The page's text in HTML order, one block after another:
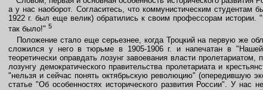
а у нас наоборот. Согласитесь, что коммунистическим студентам
1922 г. был еще велик) обратились к своим профессорам
так было!" 5
Положение стало еще серьезнее, когда Троцкий на первую же
сложился у него в тюрьме в 1905-1906 г. и напечатан в
теоретически оправдать лозунг завоевания власти
лозунгу демократического правительства пролетариата и
"нельзя и сейчас понять октябрьскую революцию" (опередившую
статье "Об особенностях исторического развития России". У нас